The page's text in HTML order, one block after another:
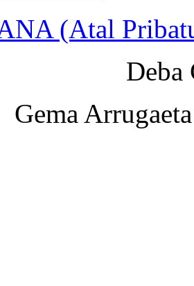
(Atal
Deba
Gema